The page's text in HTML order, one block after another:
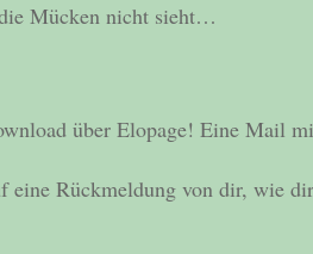
Mücken nicht sieht…
über Elopage! Eine Mail
eine Rückmeldung von dir, wie